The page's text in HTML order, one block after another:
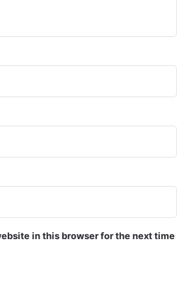
in this browser for the next time